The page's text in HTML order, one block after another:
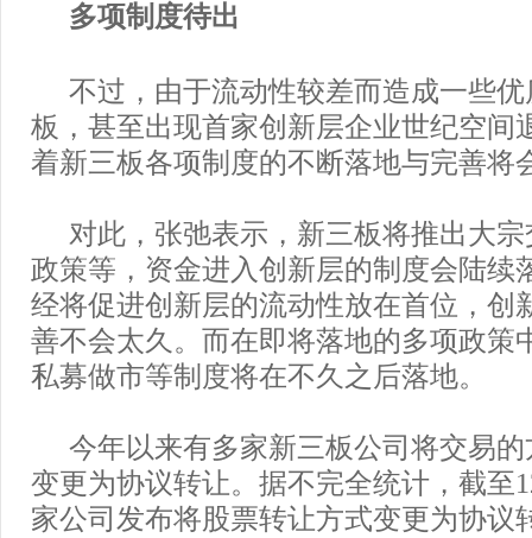
多项制度待出
不过，由于流动性较差而造成一些
板，甚至出现首家创新层企业世纪空间
着新三板各项制度的不断落地与完善将
对此，张弛表示，新三板将推出大
政策等，资金进入创新层的制度会陆续
经将促进创新层的流动性放在首位，创
善不会太久。而在即将落地的多项政策
私募做市等制度将在不久之后落地。
今年以来有多家新三板公司将交易
变更为协议转让。据不完全统计，截至
家公司发布将股票转让方式变更为协议